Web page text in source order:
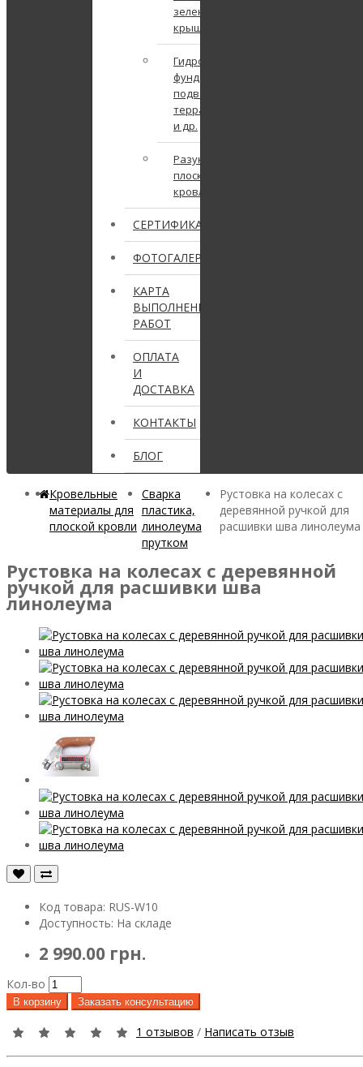
зеленая
крыша
Гидроизоляция
фундамента,
подвала,
террасы
и др.
Разуклонка
плоской
кровли
СЕРТИФИКАТЫ
ФОТОГАЛЕРЕЯ
КАРТА
ВЫПОЛНЕННЫХ
РАБОТ
ОПЛАТА
И
ДОСТАВКА
КОНТАКТЫ
БЛОГ
Кровельные
материалы для
плоской кровли
Сварка
пластика,
линолеума
прутком
Рустовка на колесах с
деревянной ручкой для
расшивки шва линолеума
Рустовка на колесах с деревянной
ручкой для расшивки шва
линолеума
Код товара: RUS-W10
Доступность: На складе
2 990.00 грн.
Кол-во
В корзину Заказать консультацию
1 отзывов / Написать отзыв